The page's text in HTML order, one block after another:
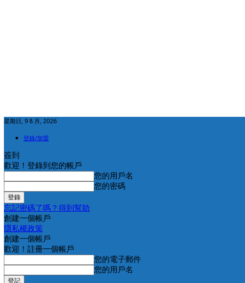
星期日, 9 8 月, 2026
登錄/加盟
簽到
歡迎！登錄到您的帳戶
您的用戶名
您的密碼
忘記密碼了嗎？得到幫助
創建一個帳戶
隱私權政策
創建一個帳戶
歡迎！註冊一個帳戶
您的電子郵件
您的用戶名